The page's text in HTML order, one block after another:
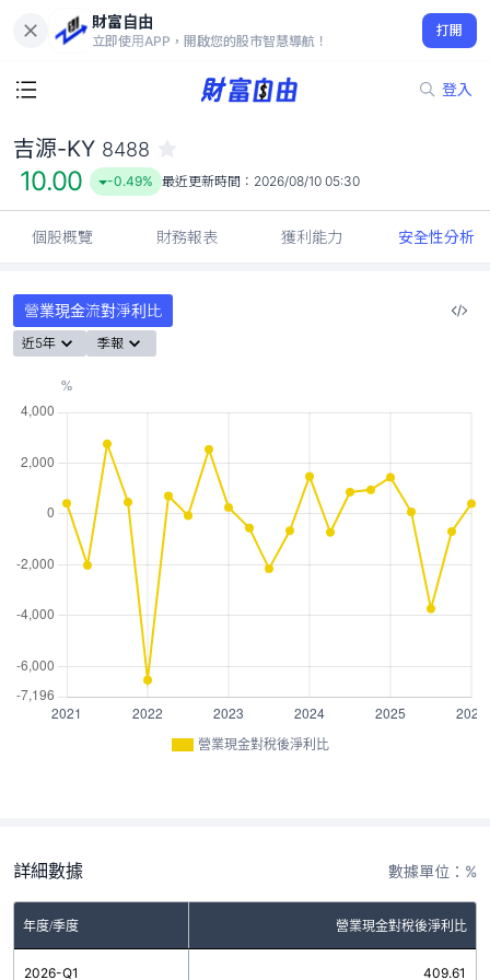
財富自由
立即使用APP，開啟您的股市智慧導航！
打開
登入
10.00
-0.49%
吉源-KY 8488
10.00 -0.49% 最近更新時間： 2026/08/10 05:30
個股概覽 財務報表 獲利能力 安全性分析
營業現金流對淨利比
近5年 季報
營業現金對稅後淨利比
詳細數據 數據單位：%
年度/季度 營業現金對稅後淨利比
2026-Q1 409.61